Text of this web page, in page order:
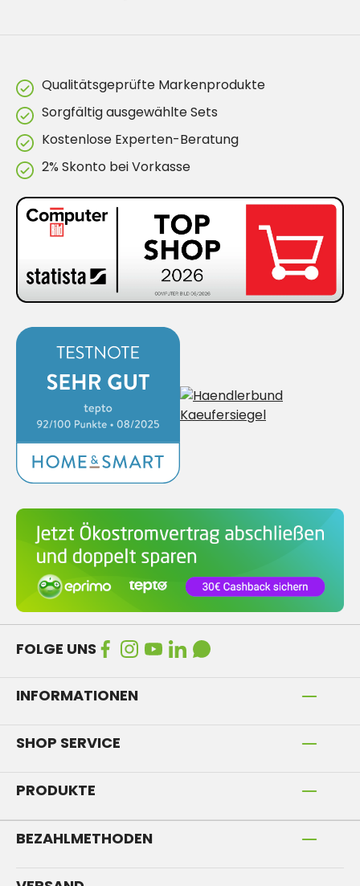
Qualitätsgeprüfte Markenprodukte
Sorgfältig ausgewählte Sets
Kostenlose Experten-Beratung
2% Skonto bei Vorkasse
FOLGE UNS
INFORMATIONEN
SHOP SERVICE
PRODUKTE
BEZAHLMETHODEN